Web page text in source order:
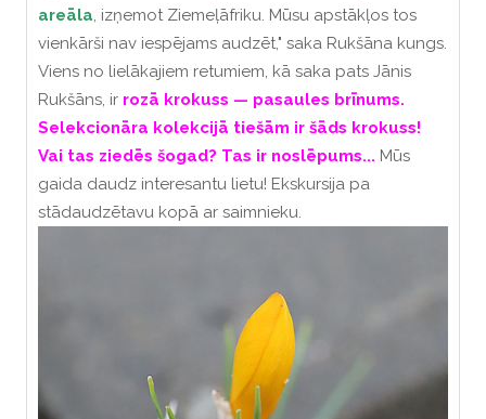
areāla, izņemot Ziemeļāfriku. Mūsu apstākļos tos
vienkārši nav iespējams audzēt," saka Rukšāna kungs.
Viens no lielākajiem retumiem, kā saka pats Jānis
Rukšāns, ir rozā krokuss — pasaules brīnums.
Selekcionāra kolekcijā tiešām ir šāds krokuss!
Vai tas ziedēs šogad? Tas ir noslēpums... Mūs
gaida daudz interesantu lietu! Ekskursija pa
stādaudzētavu kopā ar saimnieku.